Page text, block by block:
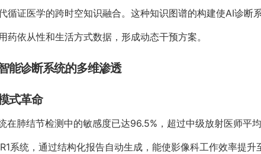
循证医学的跨时空知识融合。这种知识图谱的构建使AI诊
药依从性和生活方式数据，形成动态干预方案。
能诊断系统的多维渗透
式革命
在肺结节检测中的敏感度已达96.5%，超过中级放射医师平
系统，通过结构化报告自动生成，能使影像科工作效率提